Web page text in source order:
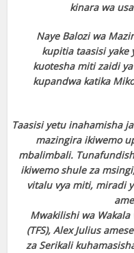
kinara wa
Naye Balozi wa
kupitia taasisi yake
kuotesha miti zaidi
kupandwa katika
Taasisi yetu inahamisha
mazingira ikiwemo
mbalimbali.
ikiwemo shule za
vitalu vya miti, miradi
Mwakilishi wa
(TFS), Alex Julius
za Serikali